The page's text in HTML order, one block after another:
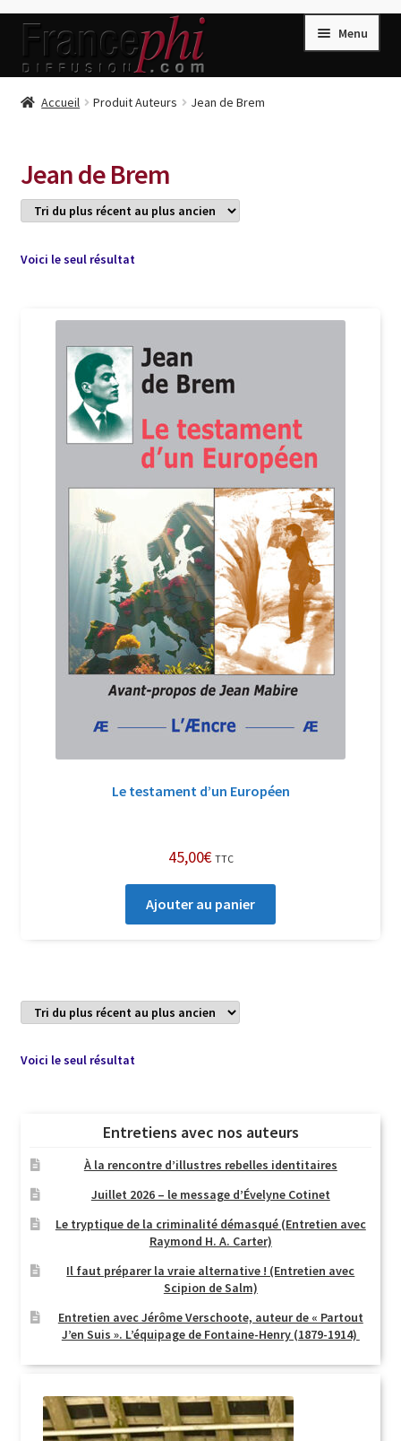
Aller
la
Aller
contenu
Menu
Accueil
Conditions de Vente
Connection
Listes d’Envies
Livres de Peter Randa
Livres de Philippe Randa
Login Customizer
Nous Contacter
Politique de confidentialité et cookies
Qui sommes-nous ?
Soutien à Philippe Randa
Suivi de la Commande
Accueil Produit Auteurs Jean de Brem
Jean de Brem
Voici le seul résultat
Le testament d’un Européen
45,00€ TTC
Ajouter au panier
Voici le seul résultat
Entretiens avec nos auteurs
À la rencontre d’illustres rebelles identitaires
Juillet 2026 – le message d’Évelyne Cotinet
Le tryptique de la criminalité démasqué (Entretien avec
Raymond H. A. Carter)
Il faut préparer la vraie alternative ! (Entretien avec
Scipion de Salm)
Entretien avec Jérôme Verschoote, auteur de « Partout
J’en Suis ». L’équipage de Fontaine-Henry (1879-1914)